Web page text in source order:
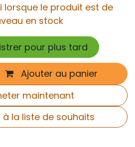
lorsque le produit est de
en stock
pour plus tard
Ajouter au panier
maintenant
à la liste de souhaits